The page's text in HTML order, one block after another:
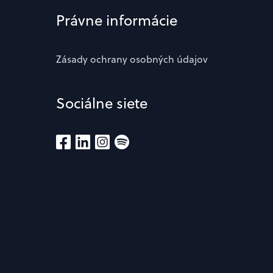
Právne informácie
Zásady ochrany osobných údajov
Sociálne siete